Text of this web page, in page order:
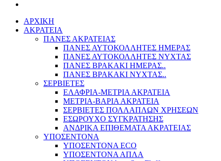
ΑΡΧΙΚΗ
ΑΚΡΑΤΕΙΑ
ΠΑΝΕΣ ΑΚΡΑΤΕΙΑΣ
ΠΑΝΕΣ ΑΥΤΟΚΟΛΛΗΤΕΣ ΗΜΕΡΑΣ
ΠΑΝΕΣ ΑΥΤΟΚΟΛΛΗΤΕΣ ΝΥΧΤΑΣ
ΠΑΝΕΣ ΒΡΑΚΑΚΙ ΗΜΕΡΑΣ..
ΠΑΝΕΣ ΒΡΑΚΑΚΙ ΝΥΧΤΑΣ..
ΣΕΡΒΙΕΤΕΣ
ΕΛΑΦΡΙΑ-ΜΕΤΡΙΑ ΑΚΡΑΤΕΙΑ
ΜΕΤΡΙΑ-ΒΑΡΙΑ ΑΚΡΑΤΕΙΑ
ΣΕΡΒΙΕΤΕΣ ΠΟΛΛΑΠΛΩΝ ΧΡΗΣΕΩΝ
ΕΣΩΡΟΥΧΟ ΣΥΓΚΡΑΤΗΣΗΣ
ΑΝΔΡΙΚΑ ΕΠΙΘΕΜΑΤΑ ΑΚΡΑΤΕΙΑΣ
ΥΠΟΣΕΝΤΟΝΑ
ΥΠΟΣΕΝΤΟΝΑ ECO
ΥΠΟΣΕΝΤΟΝΑ ΑΠΛΑ